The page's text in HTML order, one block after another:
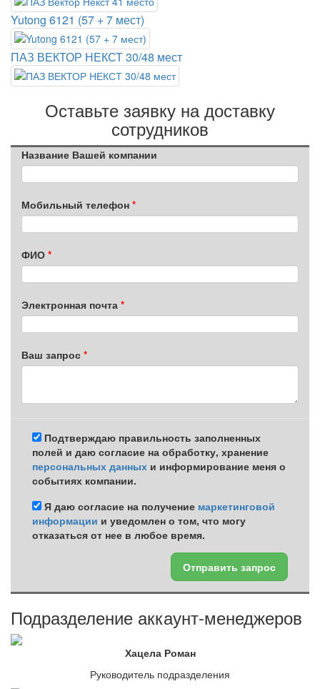
Yutong 6121 (57 + 7 мест)
ПАЗ ВЕКТОР НЕКСТ 30/48 мест
Оставьте заявку на доставку
сотрудников
Название Вашей компании
Мобильный телефон
ФИО
Электронная почта
Ваш запрос
Подтверждаю правильность заполненных
полей и даю согласие на обработку, хранение
персональных данных и информирование меня о
событиях компании.
Я даю согласие на получение маркетинговой
информации и уведомлен о том, что могу
отказаться от нее в любое время.
Отправить запрос
Подразделение аккаунт-менеджеров
Хацела Роман
Руководитель подразделения